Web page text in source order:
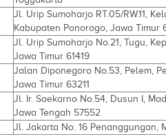
Jl. Urip Sumoharjo RT.05/RW.11,
Kabupaten Ponorogo, Jawa Timur
Jl. Urip Sumoharjo No.21, Tugu,
Jawa Timur 61419
Jalan Diponegoro No.53, Pelem,
Jawa Timur 63211
Jl. Ir. Soekarno No.54, Dusun I,
Jawa Tengah 57552
Jl. Jakarta No. 16 Penanggungan,